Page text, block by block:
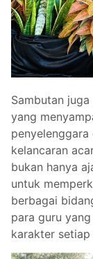
Sambutan
yang
kelancaran
bukan hanya
untuk
berbagai
para guru
karakter setiap